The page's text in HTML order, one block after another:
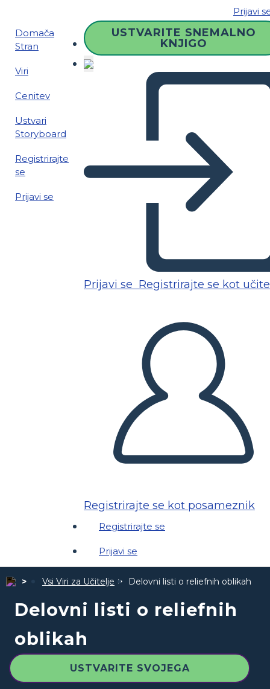
Prijavi
Domača
Stran
Viri
Cenitev
Ustvari
Storyboard
Registrirajte
se
Prijavi se
USTVARITE SNEMALNO
KNJIGO
Prijavi se Registrirajte se kot
Registrirajte se kot posameznik
Registrirajte se
Prijavi se
Vsi Viri za Učitelje Delovni listi o reliefnih oblikah
Delovni listi o reliefnih
oblikah
USTVARITE SVOJEGA